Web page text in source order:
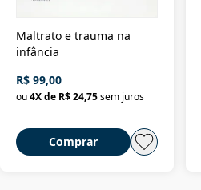
Maltrato e trauma na
infância
R$ 99,00
ou4X de R$ 24,75sem juros
Comprar